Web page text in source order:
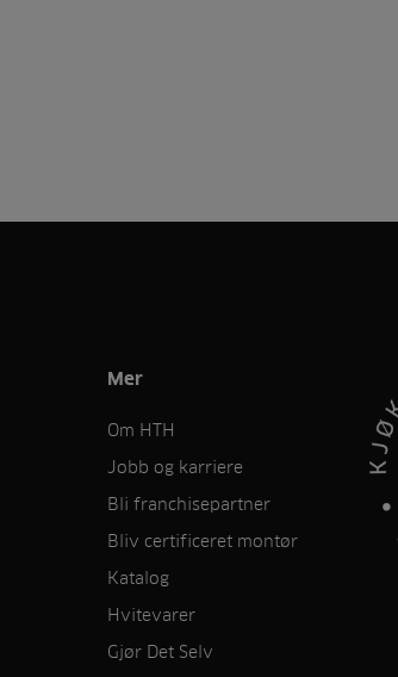
Mer
Om HTH
Jobb og karriere
Bli franchisepartner
Bliv certificeret montør
Katalog
Hvitevarer
Gjør Det Selv